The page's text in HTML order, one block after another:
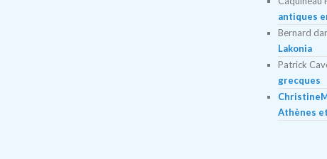
antiques
Bernard
Lakonia
Patrick
grecques
Athènes